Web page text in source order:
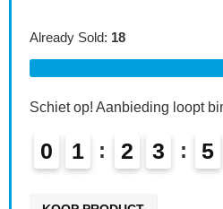
Available:26
7
Already Sold:
Schiet op!
0 2 2